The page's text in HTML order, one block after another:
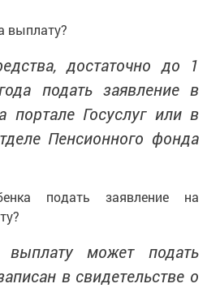
выплату?
достаточно до 1
подать заявление в
портале Госуслуг или в
Пенсионного фонда
подать заявление на
может подать
в свидетельстве о